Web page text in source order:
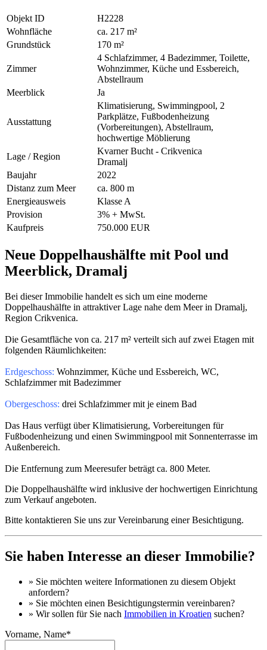
Objekt ID
H2228
Wohnfläche
ca. 217 m²
Grundstück
170 m²
Zimmer
4 Schlafzimmer, 4 Badezimmer, Toilette,
Wohnzimmer, Küche und Essbereich,
Abstellraum
Meerblick
Ja
Ausstattung
Klimatisierung, Swimmingpool, 2
Parkplätze, Fußbodenheizung
(Vorbereitungen), Abstellraum,
hochwertige Möblierung
Lage / Region
Kvarner Bucht - Crikvenica
Dramalj
Baujahr
2022
Distanz zum Meer
ca. 800 m
Energieausweis
Klasse A
Provision
3% + MwSt.
Kaufpreis
750.000 EUR
Neue Doppelhaushälfte mit Pool und
Meerblick, Dramalj
Bei dieser Immobilie handelt es sich um eine moderne
Doppelhaushälfte in attraktiver Lage nahe dem Meer in Dramalj,
Region Crikvenica.
Die Gesamtfläche von ca. 217 m² verteilt sich auf zwei Etagen mit
folgenden Räumlichkeiten:
Erdgeschoss: Wohnzimmer, Küche und Essbereich, WC,
Schlafzimmer mit Badezimmer
Obergeschoss: drei Schlafzimmer mit je einem Bad
Das Haus verfügt über Klimatisierung, Vorbereitungen für
Fußbodenheizung und einen Swimmingpool mit Sonnenterrasse im
Außenbereich.
Die Entfernung zum Meeresufer beträgt ca. 800 Meter.
Die Doppelhaushälfte wird inklusive der hochwertigen Einrichtung
zum Verkauf angeboten.
Bitte kontaktieren Sie uns zur Vereinbarung einer Besichtigung.
Sie haben Interesse an dieser Immobilie?
» Sie möchten weitere Informationen zu diesem Objekt
anfordern?
» Sie möchten einen Besichtigungstermin vereinbaren?
» Wir sollen für Sie nach Immobilien in Kroatien suchen?
Vorname, Name*